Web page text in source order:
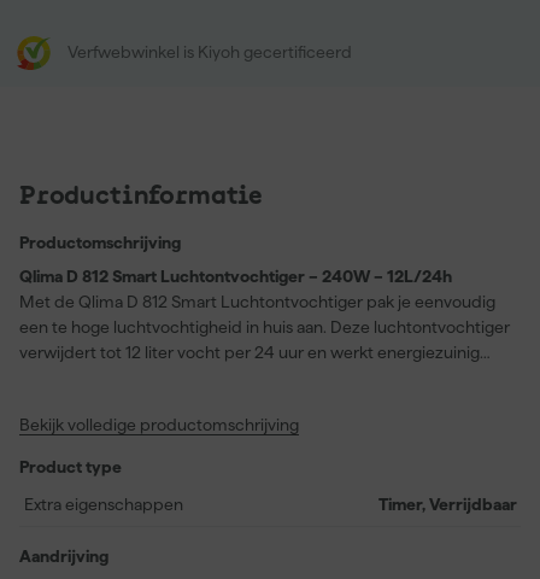
Verfwebwinkel is Kiyoh gecertificeerd
Productinformatie
Productomschrijving
Qlima D 812 Smart Luchtontvochtiger – 240W – 12L/24h
Met de Qlima D 812 Smart Luchtontvochtiger pak je eenvoudig
een te hoge luchtvochtigheid in huis aan. Deze luchtontvochtiger
verwijdert tot 12 liter vocht per 24 uur en werkt energiezuinig
verschillende kamers, waaronder de badkamer, wasruimte of
ramen of muffe geurtjes? De D 812 Smart helpt om deze
ongemakken snel te verminderen. Door overtollig vocht te
houtrot en loslatend behang, waardoor je huis comfortabeler en
Bekijk volledige productomschrijving
Product type
Extra eigenschappen
Timer, Verrijdbaar
Aandrijving